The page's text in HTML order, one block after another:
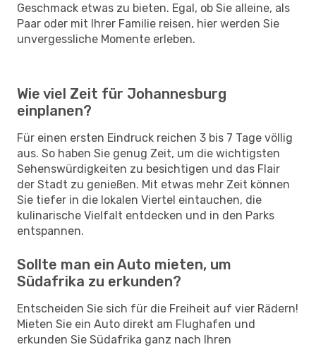
Geschmack etwas zu bieten. Egal, ob Sie alleine, als
Paar oder mit Ihrer Familie reisen, hier werden Sie
unvergessliche Momente erleben.
Wie viel Zeit für Johannesburg
einplanen?
Für einen ersten Eindruck reichen 3 bis 7 Tage völlig
aus. So haben Sie genug Zeit, um die wichtigsten
Sehenswürdigkeiten zu besichtigen und das Flair
der Stadt zu genießen. Mit etwas mehr Zeit können
Sie tiefer in die lokalen Viertel eintauchen, die
kulinarische Vielfalt entdecken und in den Parks
entspannen.
Sollte man ein Auto mieten, um
Südafrika zu erkunden?
Entscheiden Sie sich für die Freiheit auf vier Rädern!
Mieten Sie ein Auto direkt am Flughafen und
erkunden Sie Südafrika ganz nach Ihren